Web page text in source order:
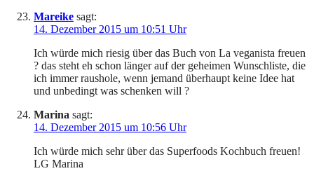
Mareike sagt:
14. Dezember 2015 um 10:51 Uhr
Ich würde mich riesig über das Buch von La veganista freuen
? das steht eh schon länger auf der geheimen Wunschliste, die
ich immer raushole, wenn jemand überhaupt keine Idee hat
und unbedingt was schenken will ?
Marina sagt:
14. Dezember 2015 um 10:56 Uhr
Ich würde mich sehr über das Superfoods Kochbuch freuen!
LG Marina